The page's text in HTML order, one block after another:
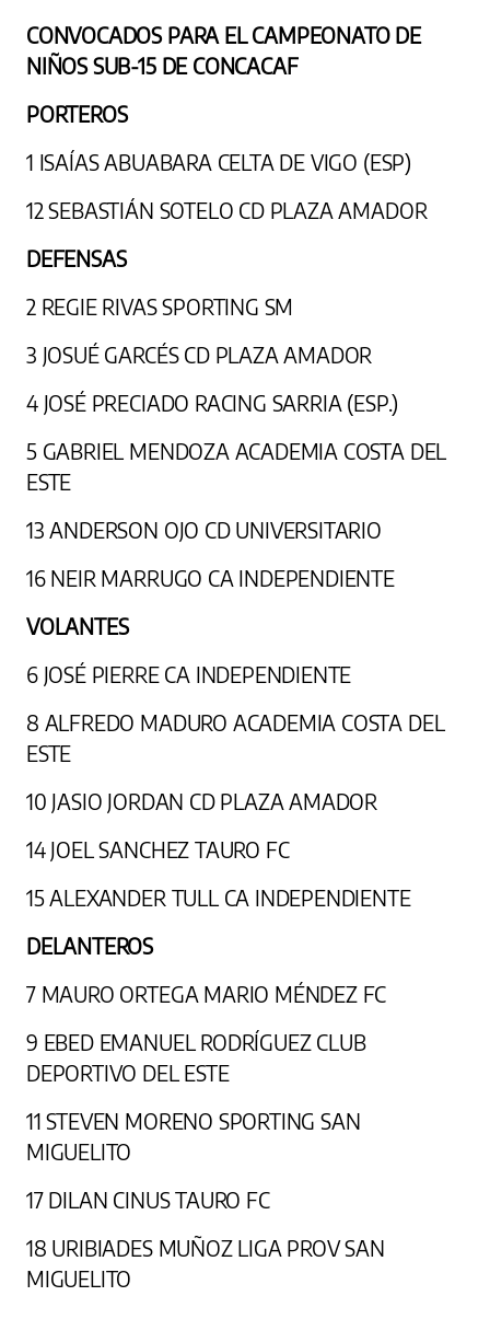
CONVOCADOS PARA EL CAMPEONATO DE
NIÑOS SUB-15 DE CONCACAF
PORTEROS
1 ISAÍAS ABUABARA CELTA DE VIGO (ESP)
12 SEBASTIÁN SOTELO CD PLAZA AMADOR
DEFENSAS
2 REGIE RIVAS SPORTING SM
3 JOSUÉ GARCÉS CD PLAZA AMADOR
4 JOSÉ PRECIADO RACING SARRIA (ESP.)
5 GABRIEL MENDOZA ACADEMIA COSTA DEL
ESTE
13 ANDERSON OJO CD UNIVERSITARIO
16 NEIR MARRUGO CA INDEPENDIENTE
VOLANTES
6 JOSÉ PIERRE CA INDEPENDIENTE
8 ALFREDO MADURO ACADEMIA COSTA DEL
ESTE
10 JASIO JORDAN CD PLAZA AMADOR
14 JOEL SANCHEZ TAURO FC
15 ALEXANDER TULL CA INDEPENDIENTE
DELANTEROS
7 MAURO ORTEGA MARIO MÉNDEZ FC
9 EBED EMANUEL RODRÍGUEZ CLUB
DEPORTIVO DEL ESTE
11 STEVEN MORENO SPORTING SAN
MIGUELITO
17 DILAN CINUS TAURO FC
18 URIBIADES MUÑOZ LIGA PROV SAN
MIGUELITO